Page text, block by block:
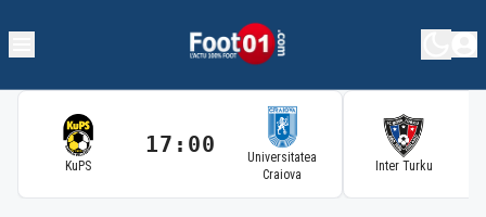
KuPS
17:00
Universitatea
Craiova
Inter Turku